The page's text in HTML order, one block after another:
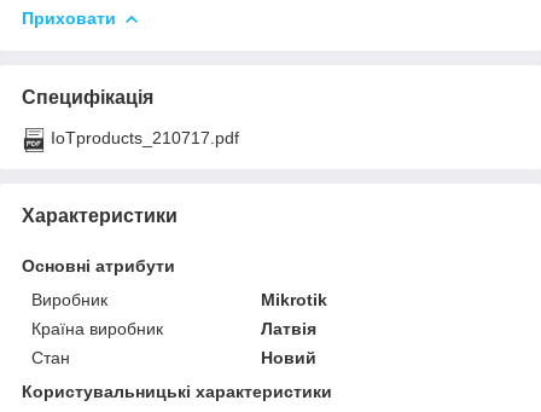
Приховати
Специфікація
IoTproducts_210717.pdf
Характеристики
Основні атрибути
Виробник
Mikrotik
Країна виробник
Латвія
Стан
Новий
Користувальницькі характеристики